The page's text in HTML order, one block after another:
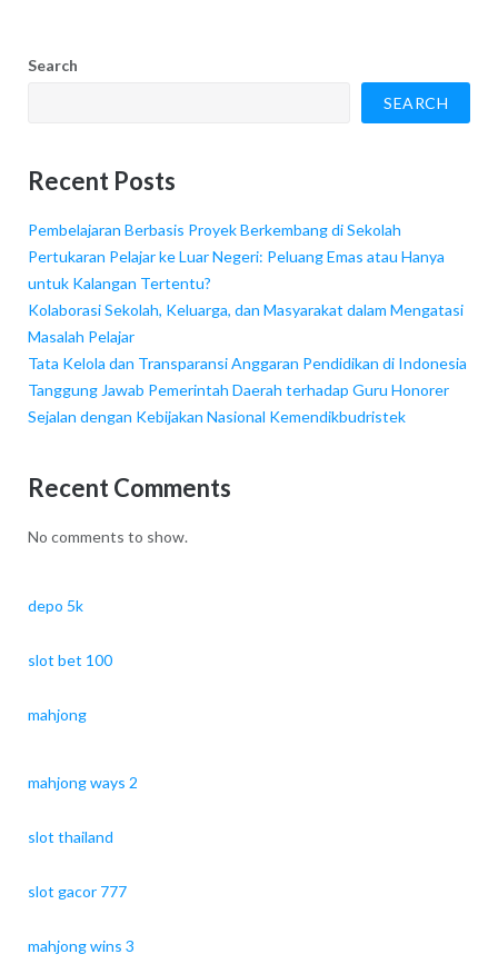
Search
SEARCH
Recent Posts
Pembelajaran Berbasis Proyek Berkembang di Sekolah
Pertukaran Pelajar ke Luar Negeri: Peluang Emas atau Hanya
untuk Kalangan Tertentu?
Kolaborasi Sekolah, Keluarga, dan Masyarakat dalam Mengatasi
Masalah Pelajar
Tata Kelola dan Transparansi Anggaran Pendidikan di Indonesia
Tanggung Jawab Pemerintah Daerah terhadap Guru Honorer
Sejalan dengan Kebijakan Nasional Kemendikbudristek
Recent Comments
No comments to show.
depo 5k
slot bet 100
mahjong
mahjong ways 2
slot thailand
slot gacor 777
mahjong wins 3